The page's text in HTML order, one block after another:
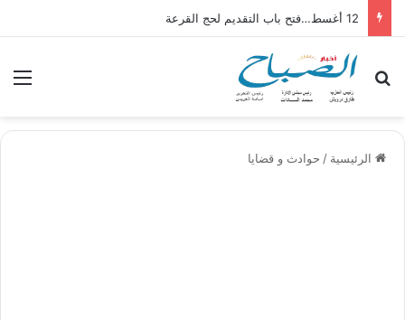
12 أغسط…فتح باب التقديم لحج القرعة
بحث عن
الرئيسية / حوادث و قضايا